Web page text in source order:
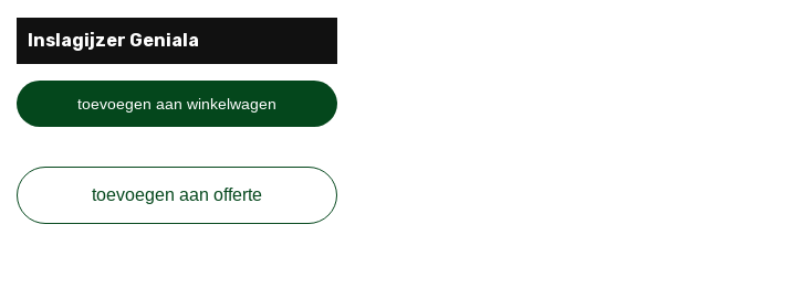
Inslagijzer Geniala
toevoegen aan winkelwagen
toevoegen aan offerte